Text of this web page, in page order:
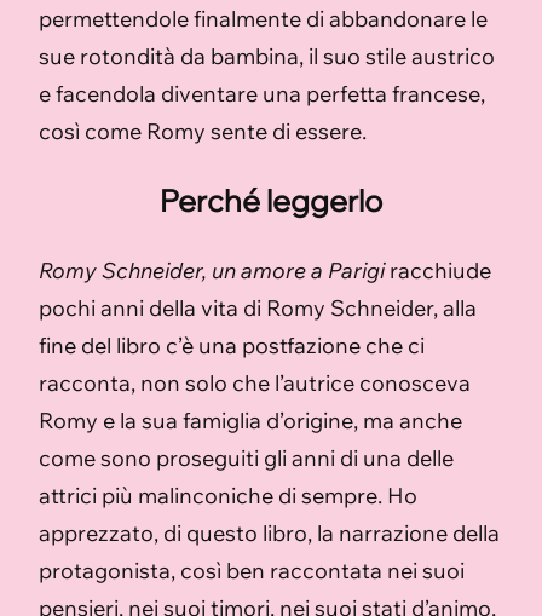
permettendole finalmente di abbandonare le
sue rotondità da bambina, il suo stile austrico
e facendola diventare una perfetta francese,
così come Romy sente di essere.
Perché leggerlo
Romy Schneider, un amore a Parigiracchiude
pochi anni della vita di Romy Schneider, alla
fine del libro c’è una postfazione che ci
racconta, non solo che l’autrice conosceva
Romy e la sua famiglia d’origine, ma anche
come sono proseguiti gli anni di una delle
attrici più malinconiche di sempre. Ho
apprezzato, di questo libro, la narrazione della
protagonista, così ben raccontata nei suoi
pensieri, nei suoi timori, nei suoi stati d’animo,